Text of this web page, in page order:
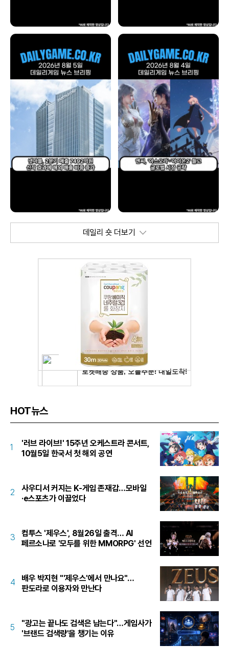
데일리 숏 더보기
HOT뉴스
1
'러브 라이브!' 15주년 오케스트라 콘서트,
10월5일 한국서 첫 해외 공연
2
사우디서 커지는 K-게임 존재감…모바일
·e스포츠가 이끌었다
3
컴투스 '제우스', 8월26일 출격… AI
페르소나로 '모두를 위한 MMORPG' 선언
4
배우 박지현 "'제우스'에서 만나요"…
판도라로 이용자와 만난다
5
"광고는 끝나도 검색은 남는다"…게임사가
'브랜드 검색량'을 챙기는 이유